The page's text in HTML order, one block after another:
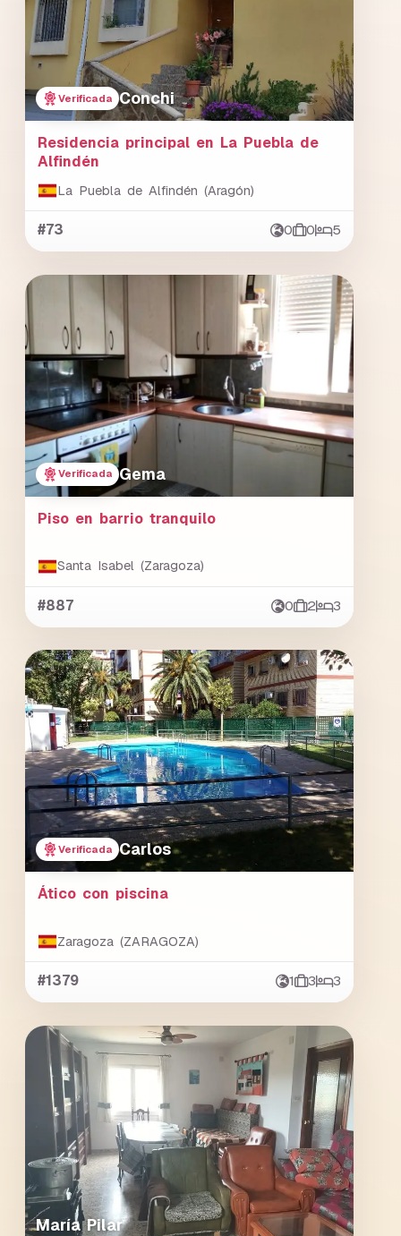
Verificada Conchi
Residencia principal en La Puebla de
Alfindén
La Puebla de Alfindén (Aragón)
#73 0 0 5
Verificada Gema
Piso en barrio tranquilo
Santa Isabel (Zaragoza)
#887 0 2 3
Verificada Carlos
Ático con piscina
Zaragoza (ZARAGOZA)
#1379 1 3 3
María Pilar